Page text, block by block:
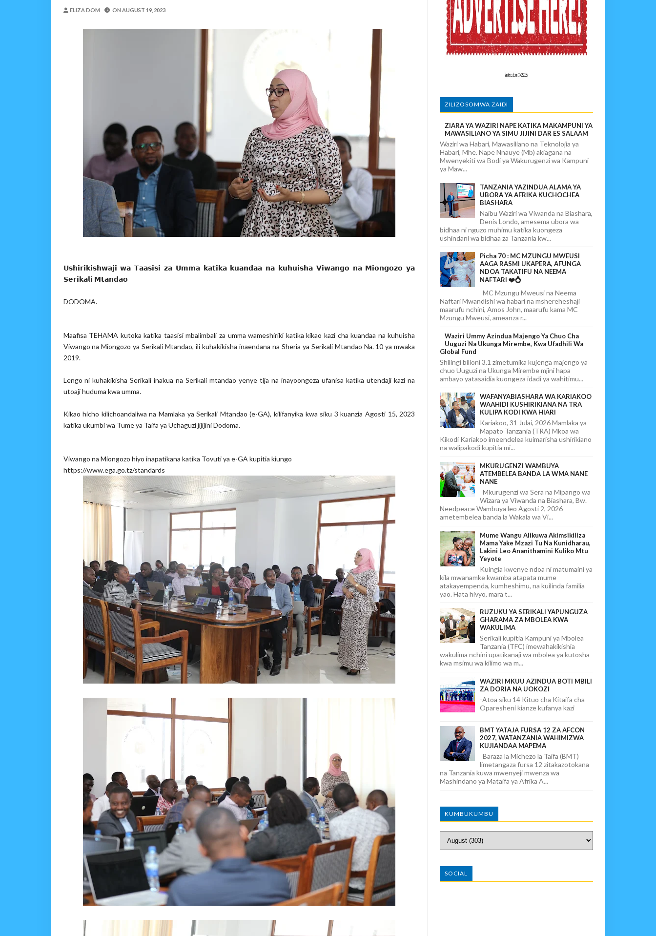
Mume Wangu Alipoteza Hamu Na Mimi Na Kuanza Kutumia Pesa Zote Nje, Mpaka Dawa Ya Mvuto Na Mahaba Iliporudisha Heshima
Kila Pesa Niliyopata Ilikuwa Ikipotea Kisiri Bila Kufanya Cha Maana, Mpaka Nilipovunja Mtego Wa Chuma Ulete
WAMILIKI VITUO VYA KULEA WATOTO WAHIMIZWA KUWEKEZA KWA WALEZI WENYE TAALUMA
TARURA ARUSHA YAONGEZA KASI UJENZI WA BARABARA ZA AFCON
TANZANIA KUNUFAIKA NA SH. BILIONI 10 ZA BIASHARA YA KABONI
TIRDO YAFICHUA FURSA ZA BIASHARA KUPITIA UCHAKATAJI WA MAZAO
OSCAR ASSENGA Aug 05 2026
ELIZA DOM ON AUGUST 19, 2023
𝗨𝘀𝗵𝗶𝗿𝗶𝗸𝗶𝘀𝗵𝘄𝗮𝗷𝗶 𝘄𝗮 𝗧𝗮𝗮𝘀𝗶𝘀𝗶 𝘇𝗮 𝗨𝗺𝗺𝗮 𝗸𝗮𝘁𝗶𝗸𝗮 𝗸𝘂𝗮𝗻𝗱𝗮𝗮 𝗻𝗮 𝗸𝘂𝗵𝘂𝗶𝘀𝗵𝗮 𝗩𝗶𝘄𝗮𝗻𝗴𝗼 𝗻𝗮 𝗠𝗶𝗼𝗻𝗴𝗼𝘇𝗼 𝘆𝗮
𝗦𝗲𝗿𝗶𝗸𝗮𝗹𝗶 𝗠𝘁𝗮𝗻𝗱𝗮𝗼
DODOMA.
Maafisa TEHAMA kutoka katika taasisi mbalimbali za umma wameshiriki katika kikao kazi cha kuandaa na kuhuisha
Viwango na Miongozo ya Serikali Mtandao, ili kuhakikisha inaendana na Sheria ya Serikali Mtandao Na. 10 ya mwaka
2019.
Lengo ni kuhakikisha Serikali inakua na Serikali mtandao yenye tija na inayoongeza ufanisa katika utendaji kazi na
utoaji huduma kwa umma.
Kikao hicho kilichoandaliwa na Mamlaka ya Serikali Mtandao (e-GA), kilifanyika kwa siku 3 kuanzia Agosti 15, 2023
katika ukumbi wa Tume ya Taifa ya Uchaguzi jijijini Dodoma.
Viwango na Miongozo hiyo inapatikana katika Tovuti ya e-GA kupitia kiungo
https://www.ega.go.tz/standards
ZILIZOSOMWA ZAIDI
ZIARA YA WAZIRI NAPE KATIKA MAKAMPUNI YA
MAWASILIANO YA SIMU JIJINI DAR ES SALAAM
Waziri wa Habari, Mawasiliano na Teknolojia ya
Habari, Mhe. Nape Nnauye (Mb) akiagana na
Mwenyekiti wa Bodi ya Wakurugenzi wa Kampuni
ya Maw...
TANZANIA YAZINDUA ALAMA YA
UBORA YA AFRIKA KUCHOCHEA
BIASHARA
Naibu Waziri wa Viwanda na Biashara,
Denis Londo, amesema ubora wa
bidhaa ni nguzo muhimu katika kuongeza
ushindani wa bidhaa za Tanzania kw...
Picha 70 : MC MZUNGU MWEUSI
AAGA RASMI UKAPERA, AFUNGA
NDOA TAKATIFU NA NEEMA
NAFTARI ❤️💍
MC Mzungu Mweusi na Neema
Naftari Mwandishi wa habari na mshereheshaji
maarufu nchini, Amos John, maarufu kama MC
Mzungu Mweusi, ameanza r...
Waziri Ummy Azindua Majengo Ya Chuo Cha
Uuguzi Na Ukunga Mirembe, Kwa Ufadhili Wa
Global Fund
Shilingi bilioni 3.1 zimetumika kujenga majengo ya
chuo Uuguzi na Ukunga Mirembe mjini hapa
ambayo yatasaidia kuongeza idadi ya wahitimu...
WAFANYABIASHARA WA KARIAKOO
WAAHIDI KUSHIRIKIANA NA TRA
KULIPA KODI KWA HIARI
Kariakoo, 31 Julai, 2026 Mamlaka ya
Mapato Tanzania (TRA) Mkoa wa
Kikodi Kariakoo imeendelea kuimarisha ushirikiano
na walipakodi kupitia mi...
MKURUGENZI WAMBUYA
ATEMBELEA BANDA LA WMA NANE
NANE
Mkurugenzi wa Sera na Mipango wa
Wizara ya Viwanda na Biashara, Bw.
Needpeace Wambuya leo Agosti 2, 2026
ametembelea banda la Wakala wa Vi...
Mume Wangu Alikuwa Akimsikiliza
Mama Yake Mzazi Tu Na Kunidharau,
Lakini Leo Ananithamini Kuliko Mtu
Yeyote
Kuingia kwenye ndoa ni matumaini ya
kila mwanamke kwamba atapata mume
atakayempenda, kumheshimu, na kuilinda familia
yao. Hata hivyo, mara t...
RUZUKU YA SERIKALI YAPUNGUZA
GHARAMA ZA MBOLEA KWA
WAKULIMA
Serikali kupitia Kampuni ya Mbolea
Tanzania (TFC) imewahakikishia
wakulima nchini upatikanaji wa mbolea ya kutosha
kwa msimu wa kilimo wa m...
WAZIRI MKUU AZINDUA BOTI MBILI
ZA DORIA NA UOKOZI
-Atoa siku 14 Kituo cha Kitaifa cha
Oparesheni kianze kufanya kazi
BMT YATAJA FURSA 12 ZA AFCON
2027, WATANZANIA WAHIMIZWA
KUJIANDAA MAPEMA
Baraza la Michezo la Taifa (BMT)
limetangaza fursa 12 zitakazotokana
na Tanzania kuwa mwenyeji mwenza wa
Mashindano ya Mataifa ya Afrika A...
KUMBUKUMBU
SOCIAL